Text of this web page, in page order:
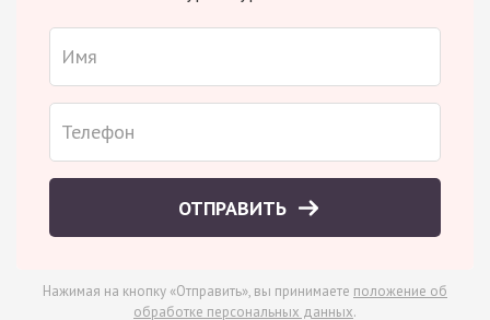
ОТПРАВИТЬ
Нажимая на кнопку «Отправить», вы принимаете положение об
обработке персональных данных.